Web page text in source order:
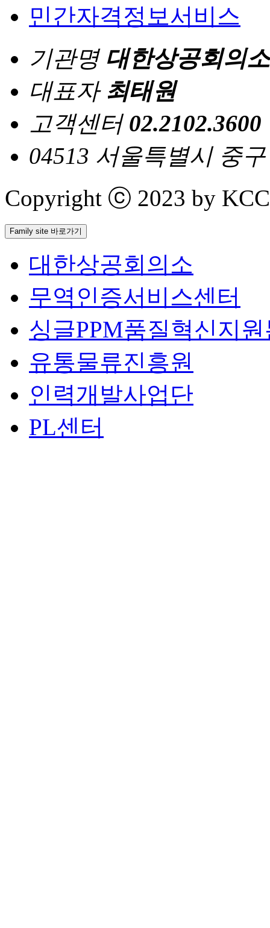
민간자격정보서비스
기관명 대한상공회의소
대표자 최태원
고객센터 02.2102.3600
04513 서울특별시 중
Copyright ⓒ 2023 by
Family site 바로가기
대한상공회의소
무역인증서비스센터
싱글PPM품질혁신지
유통물류진흥원
인력개발사업단
PL센터